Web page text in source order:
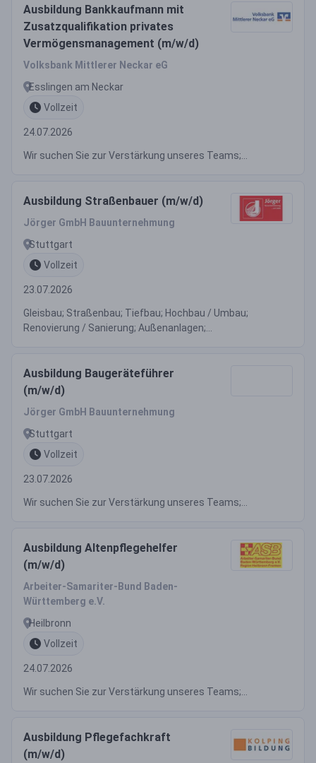
Ausbildung Bankkaufmann mit
Zusatzqualifikation privates
Vermögensmanagement (m/w/d)
Volksbank Mittlerer Neckar eG
Esslingen am Neckar
Vollzeit
24.07.2026
Wir suchen Sie zur Verstärkung unseres Teams;...
Ausbildung Straßenbauer (m/w/d)
Jörger GmbH Bauunternehmung
Stuttgart
Vollzeit
23.07.2026
Gleisbau; Straßenbau; Tiefbau; Hochbau / Umbau;
Renovierung / Sanierung; Außenanlagen;...
Ausbildung Baugeräteführer
(m/w/d)
Jörger GmbH Bauunternehmung
Stuttgart
Vollzeit
23.07.2026
Wir suchen Sie zur Verstärkung unseres Teams;...
Ausbildung Altenpflegehelfer
(m/w/d)
Arbeiter-Samariter-Bund Baden-
Württemberg e.V.
Heilbronn
Vollzeit
24.07.2026
Wir suchen Sie zur Verstärkung unseres Teams;...
Ausbildung Pflegefachkraft
(m/w/d)